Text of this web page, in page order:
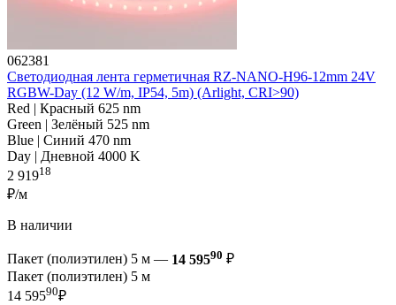
062381
Светодиодная лента герметичная RZ-NANO-H96-12mm 24V
RGBW-Day (12 W/m, IP54, 5m) (Arlight, CRI>90)
Red | Красный 625 nm
Green | Зелёный 525 nm
Blue | Синий 470 nm
Day | Дневной 4000 K
2 91918
₽/м
В наличии
Пакет (полиэтилен) 5 м — 14 59590 ₽
Пакет (полиэтилен) 5 м
14 59590₽